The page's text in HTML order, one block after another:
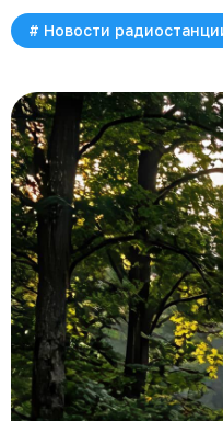
# Новости